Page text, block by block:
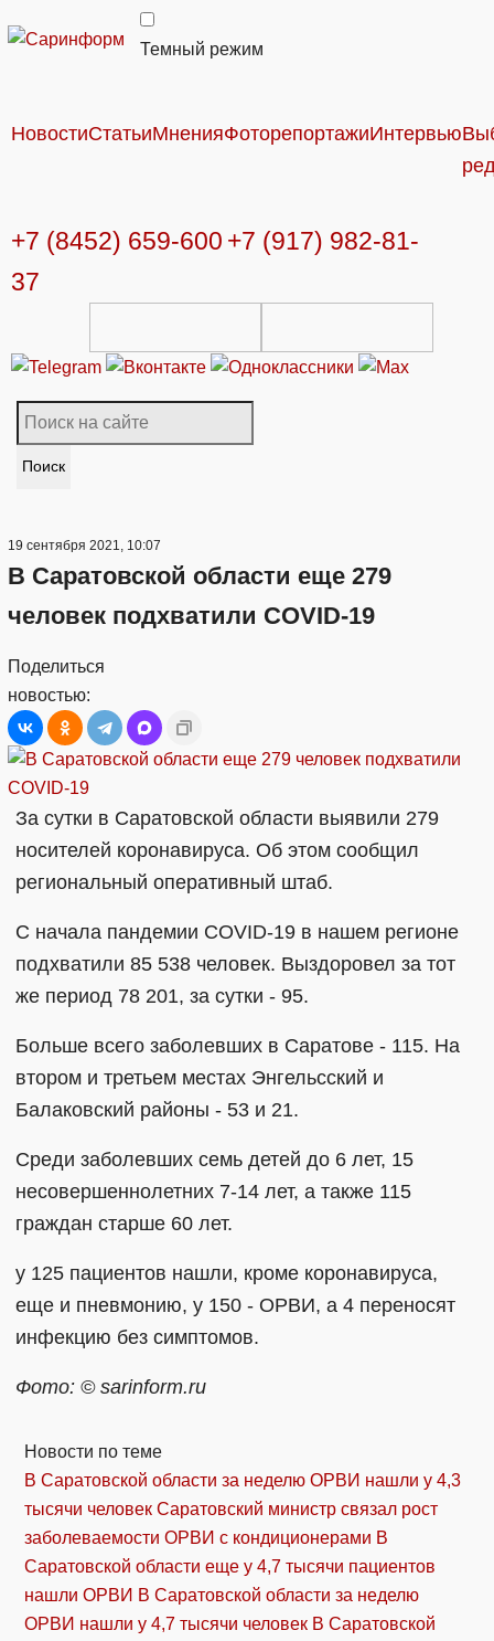
Темный режим
НовостиСтатьиМненияФоторепортажиИнтервью
+7 (8452) 659-600 +7 (917) 982-81-
37
Поиск
19 сентября 2021, 10:07
В Саратовской области еще 279
человек подхватили COVID-19
Поделиться
новостью:
За сутки в Саратовской области выявили 279
носителей коронавируса. Об этом сообщил
региональный оперативный штаб.
С начала пандемии COVID-19 в нашем регионе
подхватили 85 538 человек. Выздоровел за тот
же период 78 201, за сутки - 95.
Больше всего заболевших в Саратове - 115. На
втором и третьем местах Энгельсский и
Балаковский районы - 53 и 21.
Среди заболевших семь детей до 6 лет, 15
несовершеннолетних 7-14 лет, а также 115
граждан старше 60 лет.
у 125 пациентов нашли, кроме коронавируса,
еще и пневмонию, у 150 - ОРВИ, а 4 переносят
инфекцию без симптомов.
Фото: © sarinform.ru
Новости по теме
В Саратовской области за неделю ОРВИ нашли у 4,3
тысячи человек Саратовский министр связал рост
заболеваемости ОРВИ с кондиционерами В
Саратовской области еще у 4,7 тысячи пациентов
нашли ОРВИ В Саратовской области за неделю
ОРВИ нашли у 4,7 тысячи человек В Саратовской